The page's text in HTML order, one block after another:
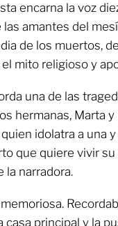
encarna la voz
las amantes del
de los muertos,
mito religioso y
una de las
hermanas, Marta
idolatra a una
que quiere vivir su
la narradora.
casa principal y la